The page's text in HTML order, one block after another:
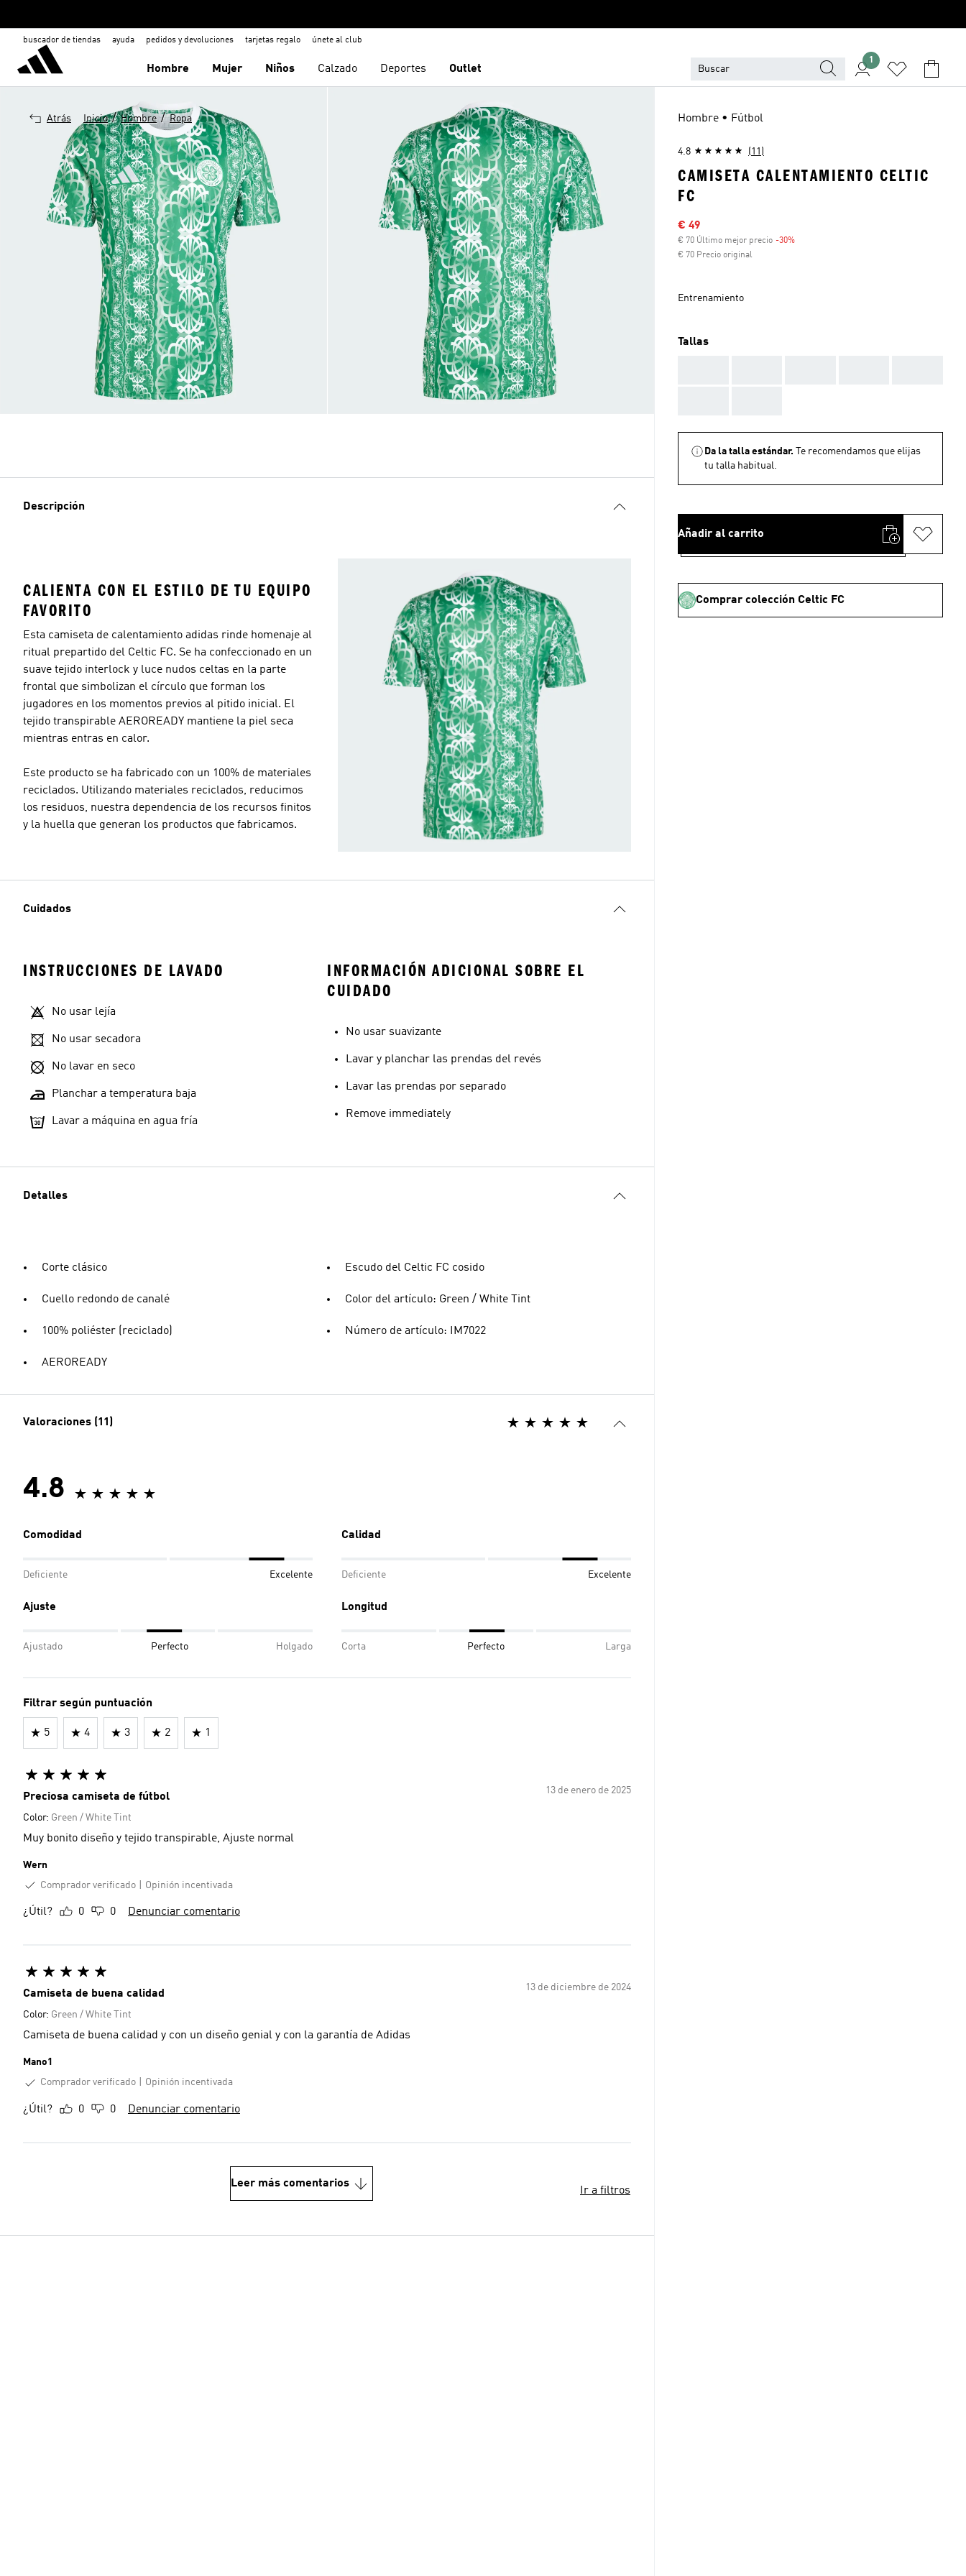
buscador de tiendas ayuda pedidos y devoluciones tarjetas regalo únete al club
Hombre Mujer Niños Calzado Deportes Outlet
1
Atrás Inicio / Hombre / Ropa
Descripción
CALIENTA CON EL ESTILO DE TU EQUIPO
FAVORITO
Esta camiseta de calentamiento adidas rinde homenaje al
ritual prepartido del Celtic FC. Se ha confeccionado en un
suave tejido interlock y luce nudos celtas en la parte
frontal que simbolizan el círculo que forman los
jugadores en los momentos previos al pitido inicial. El
tejido transpirable AEROREADY mantiene la piel seca
mientras entras en calor.
Este producto se ha fabricado con un 100% de materiales
reciclados. Utilizando materiales reciclados, reducimos
los residuos, nuestra dependencia de los recursos finitos
y la huella que generan los productos que fabricamos.
Cuidados
INSTRUCCIONES DE LAVADO
No usar lejía
No usar secadora
No lavar en seco
Planchar a temperatura baja
Lavar a máquina en agua fría
INFORMACIÓN ADICIONAL SOBRE EL
CUIDADO
No usar suavizante
Lavar y planchar las prendas del revés
Lavar las prendas por separado
Remove immediately
Detalles
Corte clásico
Cuello redondo de canalé
100% poliéster (reciclado)
AEROREADY
Escudo del Celtic FC cosido
Color del artículo: Green / White Tint
Número de artículo: IM7022
Valoraciones (11)
4.8
Comodidad
Deficiente Excelente
Calidad
Deficiente Excelente
Ajuste
Ajustado Perfecto Holgado
Longitud
Corta Perfecto Larga
Filtrar según puntuación
5 4 3 2 1
13 de enero de 2025
Preciosa camiseta de fútbol
Color: Green / White Tint
Muy bonito diseño y tejido transpirable, Ajuste normal
Wern
Comprador verificado
Opinión incentivada
¿Útil? 0 0 Denunciar comentario
13 de diciembre de 2024
Camiseta de buena calidad
Color: Green / White Tint
Camiseta de buena calidad y con un diseño genial y con la garantía de Adidas
Mano1
Comprador verificado
Opinión incentivada
¿Útil? 0 0 Denunciar comentario
Leer más comentarios
Ir a filtros
Hombre • Fútbol
4.8 (11)
CAMISETA CALENTAMIENTO CELTIC
FC
Precio rebajado
€ 49
€ 70 Último mejor precio -30%
€ 70 Precio original
Entrenamiento
Tallas
Da la talla estándar.
Te recomendamos que elijas
tu talla habitual.
Añadir al carrito
Comprar colección Celtic FC